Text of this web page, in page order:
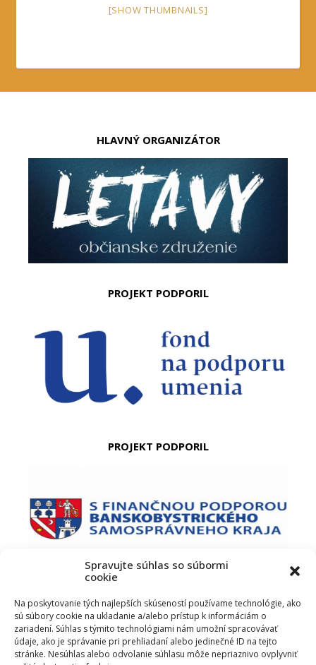
Spravujte súhlas so súbormi
cookie
Na poskytovanie tých najlepších skúseností používame technológie, ako
sú súbory cookie na ukladanie a/alebo prístup k informáciám o
zariadení. Súhlas s týmito technológiami nám umožní spracovávať
údaje, ako je správanie pri prehliadaní alebo jedinečné ID na tejto
stránke. Nesúhlas alebo odvolanie súhlasu môže nepriaznivo ovplyvniť
[SHOW THUMBNAILS]
HLAVNÝ ORGANIZÁTOR
PROJEKT PODPORIL
PROJEKT PODPORIL
PODUJATIE PODPORIL